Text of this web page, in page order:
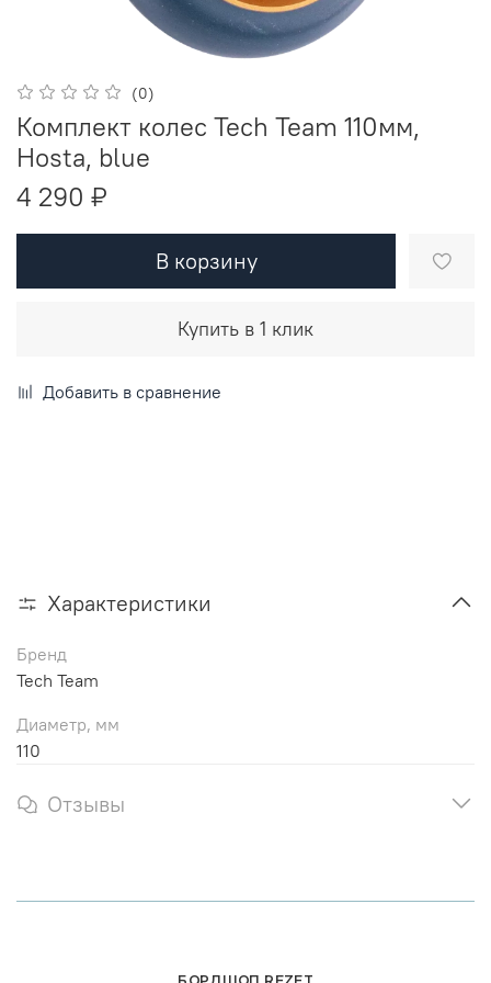
(0)
Комплект колес Tech Team 110мм,
Hosta, blue
4 290 ₽
В корзину
Купить в 1 клик
Добавить в сравнение
Характеристики
Бренд
Tech Team
Диаметр, мм
110
Отзывы